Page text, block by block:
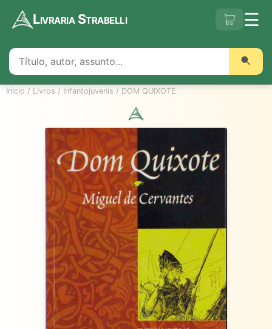
Livraria Strabelli ☰
Início / Livros / Infantojuvenis / DOM QUIXOTE